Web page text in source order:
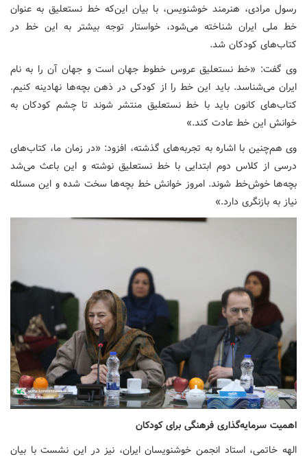
رسول مرادی، هنرمند خوشنویس، با بیان این‌که خط نستعلیق به عنوان
خط ملی ایران شناخته می‌شود، خواستار توجه بیشتر به این خط در
کتاب‌های کودکان شد.
وی گفت: «خط نستعلیق عروس خطوط جهان است و جهان آن را به نام
ایران می‌شناسد. باید این خط را از کودکی در ذهن بچه‌ها نهادینه کنیم.
کتاب‌های کانون باید با خط نستعلیق منتشر شوند تا چشم کودکان به
خوانش این خط عادت کند.»
وی هم‌چنین با اشاره به تجربه‌های گذشته، افزود: «در زمان ما، کتاب‌های
درسی از کلاس دوم ابتدایی با خط نستعلیق نوشته و این باعث می‌شد
بچه‌ها خوش‌خط شوند. امروز خوانش خط بچه‌ها سخت شده و این مسئله
نیاز به بازنگری دارد.»
اهمیت سرمایه‌گذاری فرهنگی برای کودکان
الهه خاتمی، استاد انجمن خوشنویسان ایران، نیز در این نشست با بیان